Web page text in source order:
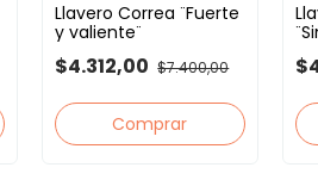
Llavero Correa ¨Fuerte
y valiente¨
$4.312,00 $7.400,00